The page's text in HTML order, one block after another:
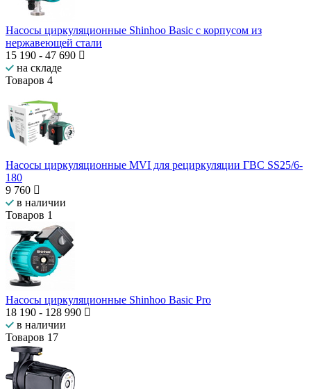
Насосы циркуляционные Shinhoo Basic с корпусом из
нержавеющей стали
15 190 - 47 690
на складе
Товаров 4
Насосы циркуляционные MVI для рециркуляции ГВС SS25/6-
180
9 760
в наличии
Товаров 1
Насосы циркуляционные Shinhoo Basic Pro
18 190 - 128 990
в наличии
Товаров 17